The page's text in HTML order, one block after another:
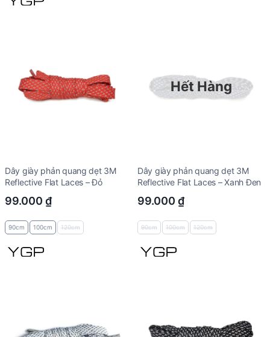
Dây giày phản quang dẹt 3M
Reflective Flat Laces – Đỏ
99.000 ₫
90cm 100cm 120cm
Hết Hàng
Dây giày phản quang dẹt 3M
Reflective Flat Laces – Xanh Đen
99.000 ₫
90cm 100cm 120cm